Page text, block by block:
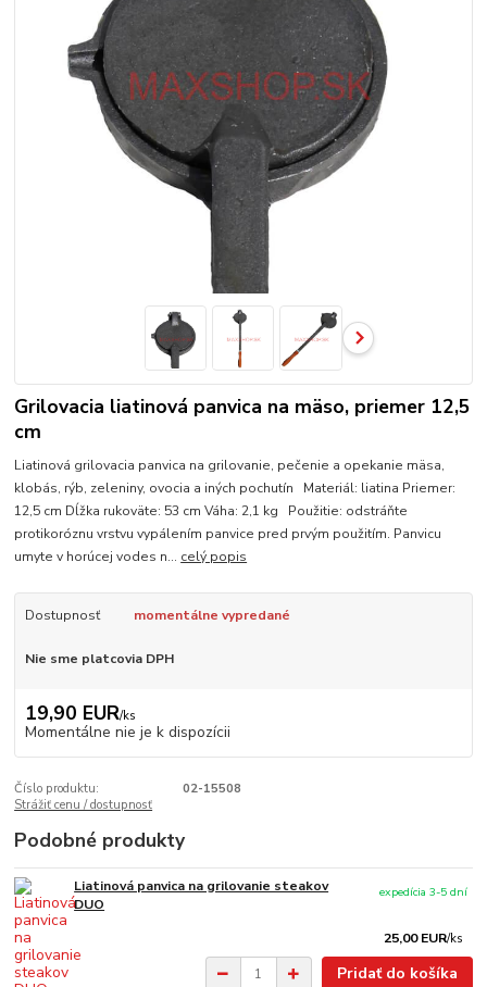
Grilovacia liatinová panvica na mäso, priemer 12,5
cm
Liatinová grilovacia panvica na grilovanie, pečenie a opekanie mäsa,
klobás, rýb, zeleniny, ovocia a iných pochutín Materiál: liatina Priemer:
12,5 cm Dĺžka rukoväte: 53 cm Váha: 2,1 kg Použitie: odstráňte
protikoróznu vrstvu vypálením panvice pred prvým použitím. Panvicu
umyte v horúcej vodes n... celý popis
Dostupnosť momentálne vypredané
Nie sme platcovia DPH
19,90 EUR/ks
Momentálne nie je k dispozícii
Číslo produktu:
02-15508
Strážiť cenu / dostupnosť
Podobné produkty
Liatinová panvica na grilovanie steakov
DUO
25,00 EUR/ks
expedícia 3-5 dní
Pridať do košíka